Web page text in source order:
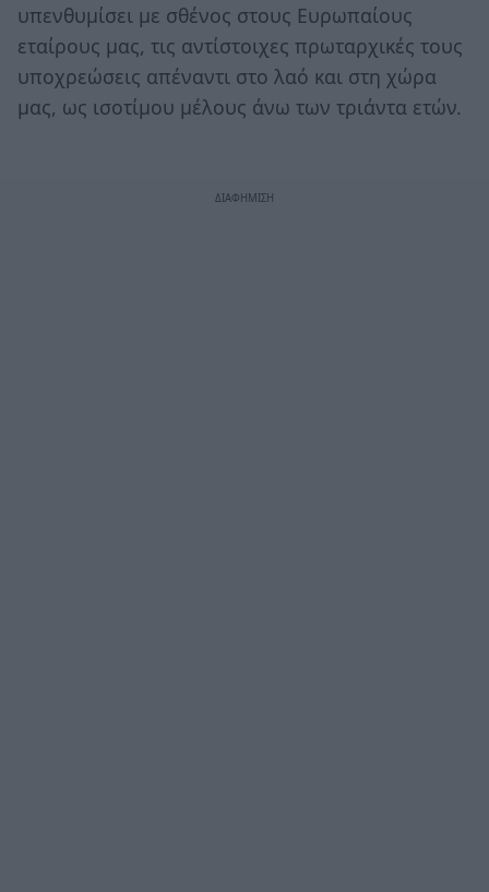
υπενθυμίσει με σθένος στους Ευρωπαίους
εταίρους μας, τις αντίστοιχες πρωταρχικές τους
υποχρεώσεις απέναντι στο λαό και στη χώρα
μας, ως ισοτίμου μέλους άνω των τριάντα ετών.